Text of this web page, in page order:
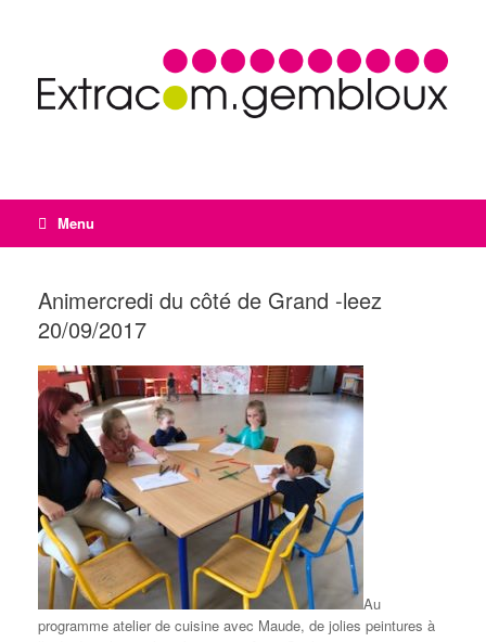
Menu
Animercredi du côté de Grand -leez
20/09/2017
Au
programme atelier de cuisine avec Maude, de jolies peintures à